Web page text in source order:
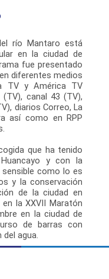
río Mantaro está
en la ciudad de
fue presentado
diferentes medios
TV y América TV
canal 43 (TV),
diarios Correo, La
así como en RPP
que ha tenido
y con la
como lo es
y la conservación
de la ciudad en
la XXVII Maratón
en la ciudad de
de barras con
agua.